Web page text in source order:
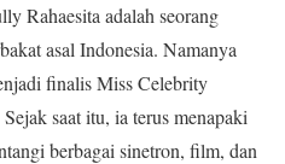
Rahaesita adalah seorang
asal Indonesia. Namanya
finalis Miss Celebrity
saat itu, ia terus menapaki
berbagai sinetron, film, dan